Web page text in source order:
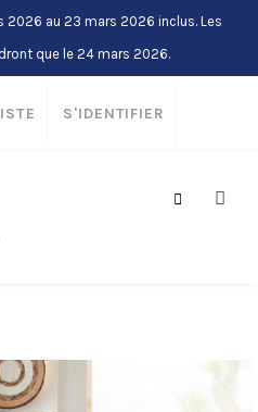
2026 au 23 mars 2026 inclus. Les
que le 24 mars 2026.
S'IDENTIFIER